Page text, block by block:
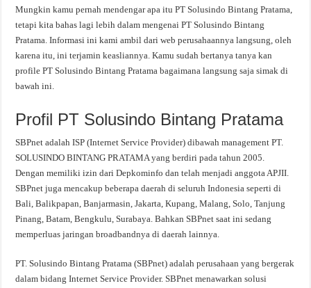
Mungkin kamu pernah mendengar apa itu PT Solusindo Bintang Pratama,
tetapi kita bahas lagi lebih dalam mengenai PT Solusindo Bintang
Pratama. Informasi ini kami ambil dari web perusahaannya langsung, oleh
karena itu, ini terjamin keasliannya. Kamu sudah bertanya tanya kan
profile PT Solusindo Bintang Pratama bagaimana langsung saja simak di
bawah ini.
Profil PT Solusindo Bintang Pratama
SBPnet adalah ISP (Internet Service Provider) dibawah management PT.
SOLUSINDO BINTANG PRATAMA yang berdiri pada tahun 2005.
Dengan memiliki izin dari Depkominfo dan telah menjadi anggota APJII.
SBPnet juga mencakup beberapa daerah di seluruh Indonesia seperti di
Bali, Balikpapan, Banjarmasin, Jakarta, Kupang, Malang, Solo, Tanjung
Pinang, Batam, Bengkulu, Surabaya. Bahkan SBPnet saat ini sedang
memperluas jaringan broadbandnya di daerah lainnya.
PT. Solusindo Bintang Pratama (SBPnet) adalah perusahaan yang bergerak
dalam bidang Internet Service Provider. SBPnet menawarkan solusi